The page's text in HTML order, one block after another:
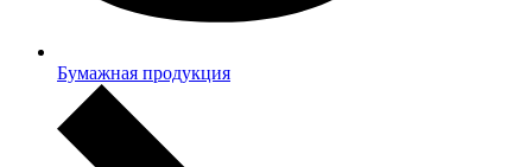
Бумажная продукция